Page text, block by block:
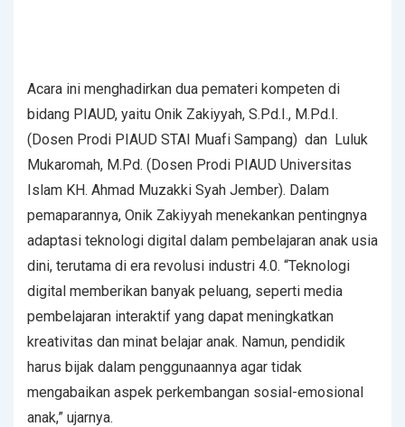
Acara ini menghadirkan dua pemateri kompeten di
bidang PIAUD, yaitu Onik Zakiyyah, S.Pd.I., M.Pd.I.
(Dosen Prodi PIAUD STAI Muafi Sampang) dan Luluk
Mukaromah, M.Pd. (Dosen Prodi PIAUD Universitas
Islam KH. Ahmad Muzakki Syah Jember). Dalam
pemaparannya, Onik Zakiyyah menekankan pentingnya
adaptasi teknologi digital dalam pembelajaran anak usia
dini, terutama di era revolusi industri 4.0. “Teknologi
digital memberikan banyak peluang, seperti media
pembelajaran interaktif yang dapat meningkatkan
kreativitas dan minat belajar anak. Namun, pendidik
harus bijak dalam penggunaannya agar tidak
mengabaikan aspek perkembangan sosial-emosional
anak,” ujarnya.